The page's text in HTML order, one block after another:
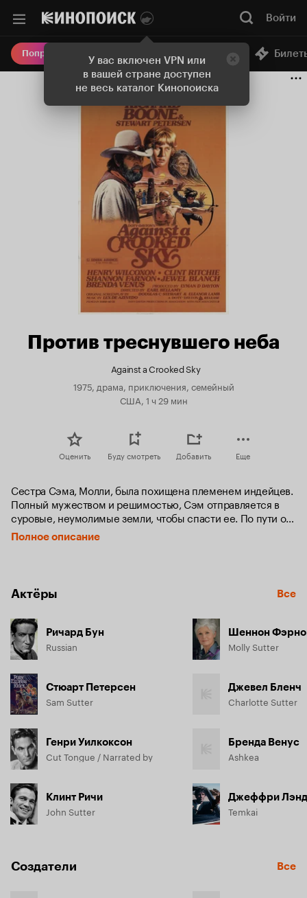
У вас включен VPN или
в вашей стране доступен
не весь каталог Кинопоиска
Войти
Попробовать Плюс Онлайн-кинотеатр
Против треснувшего неба
Against a Crooked Sky
1975, драма, приключения, семейный
США, 1 ч 29 мин
Оценить Буду смотреть Добавить Еще
Сестра Сэма, Молли, была похищена племенем индейцев.
Полный мужеством и решимостью, Сэм отправляется в
суровые, неумолимые земли, чтобы спасти ее. По пути он
встречается с русским охотником, который соглашается
помочь Сэму в поисках сестры. Разворачивается
следам индейского племени и выживают в практически
бесплодных землях.
Полное описание
Актёры Все
Ричард Бун
Russian
Стюарт Петерсен
Sam Sutter
Генри Уилкоксон
Cut Tongue / Narrated by
Клинт Ричи
John Sutter
Шеннон
Molly Sutter
Джевел Бленч
Charlotte Sutter
Бренда Венус
Ashkea
Джеффри Лэнд
Temkai
Создатели Все